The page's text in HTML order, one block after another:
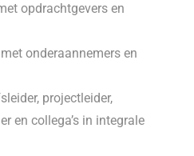
opdrachtgevers en
onderaannemers en
projectleider,
en collega’s in integrale